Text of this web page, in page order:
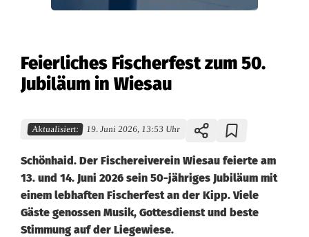
Feierliches Fischerfest zum 50.
Jubiläum in Wiesau
Aktualisiert: 19. Juni 2026, 13:53 Uhr
Schönhaid. Der Fischereiverein Wiesau feierte am
13. und 14. Juni 2026 sein 50-jähriges Jubiläum mit
einem lebhaften Fischerfest an der Kipp. Viele
Gäste genossen Musik, Gottesdienst und beste
Stimmung auf der Liegewiese.